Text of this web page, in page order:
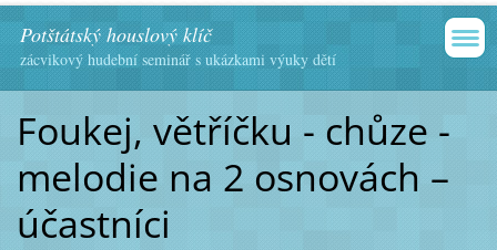
Potštátský houslový klíč
zácvikový hudební seminář s ukázkami výuky dětí
Foukej, větříčku - chůze -
melodie na 2 osnovách –
účastníci